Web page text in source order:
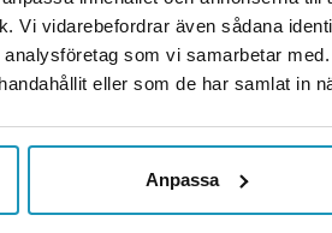
Vi vidarebefordrar även sådana
som vi samarbetar
eller som de har samlat in
Anpassa
+ LEGG
MER